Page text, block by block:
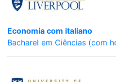
Economia com italiano
Bacharel em Ciências (com